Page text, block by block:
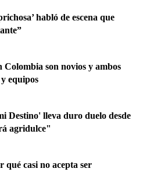
habló de escena que
Colombia son novios y ambos
equipos
Destino' lleva duro duelo desde
agridulce"
qué casi no acepta ser